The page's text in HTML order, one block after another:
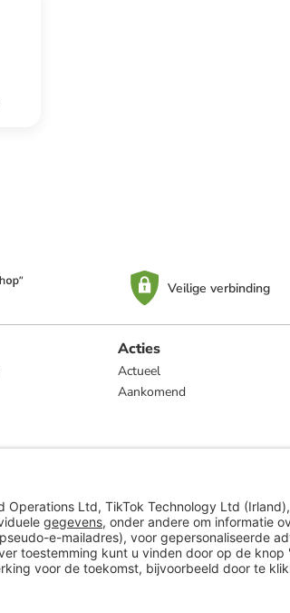
Veilige verbinding
Acties
Actueel
Aankomend